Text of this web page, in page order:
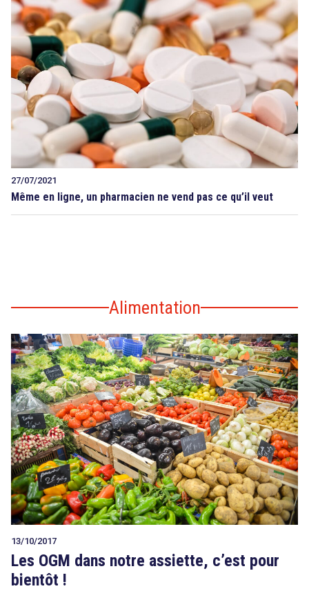
27/07/2021
Même en ligne, un pharmacien ne vend pas ce qu’il veut
Alimentation
13/10/2017
Les OGM dans notre assiette, c’est pour
bientôt !